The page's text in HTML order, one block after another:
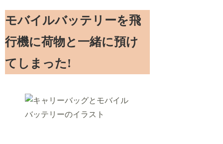
モバイルバッテリーを飛
行機に荷物と一緒に預け
てしまった!